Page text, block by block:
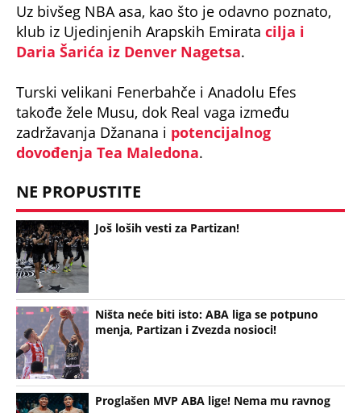
Uz bivšeg NBA asa, kao što je odavno poznato,
klub iz Ujedinjenih Arapskih Emirata cilja i
Daria Šarića iz Denver Nagetsa.
Turski velikani Fenerbahče i Anadolu Efes
takođe žele Musu, dok Real vaga između
zadržavanja Džanana i potencijalnog
dovođenja Tea Maledona.
NE PROPUSTITE
Još loših vesti za Partizan!
Ništa neće biti isto: ABA liga se potpuno
menja, Partizan i Zvezda nosioci!
Proglašen MVP ABA lige! Nema mu ravnog